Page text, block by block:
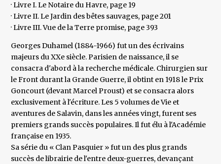
· Livre I. Le Notaire du Havre, page 19
· Livre II. Le Jardin des bêtes sauvages, page 201
· Livre III. Vue de la Terre promise, page 393
Georges Duhamel (1884-1966) fut un des écrivains
majeurs du XXe siècle. Parisien de naissance, il se
consacra d'abord à la recherche médicale. Chirurgien sur
le Front durant la Grande Guerre, il obtint en 1918 le Prix
Goncourt (devant Marcel Proust) et se consacra alors
exclusivement à l'écriture. Les 5 volumes de Vie et
aventures de Salavin, dans les années vingt, furent ses
premiers grands succès populaires. Il fut élu à l'Académie
française en 1935.
Sa série du « Clan Pasquier » fut un des plus grands
succès de librairie de l'entre deux-guerres, devançant